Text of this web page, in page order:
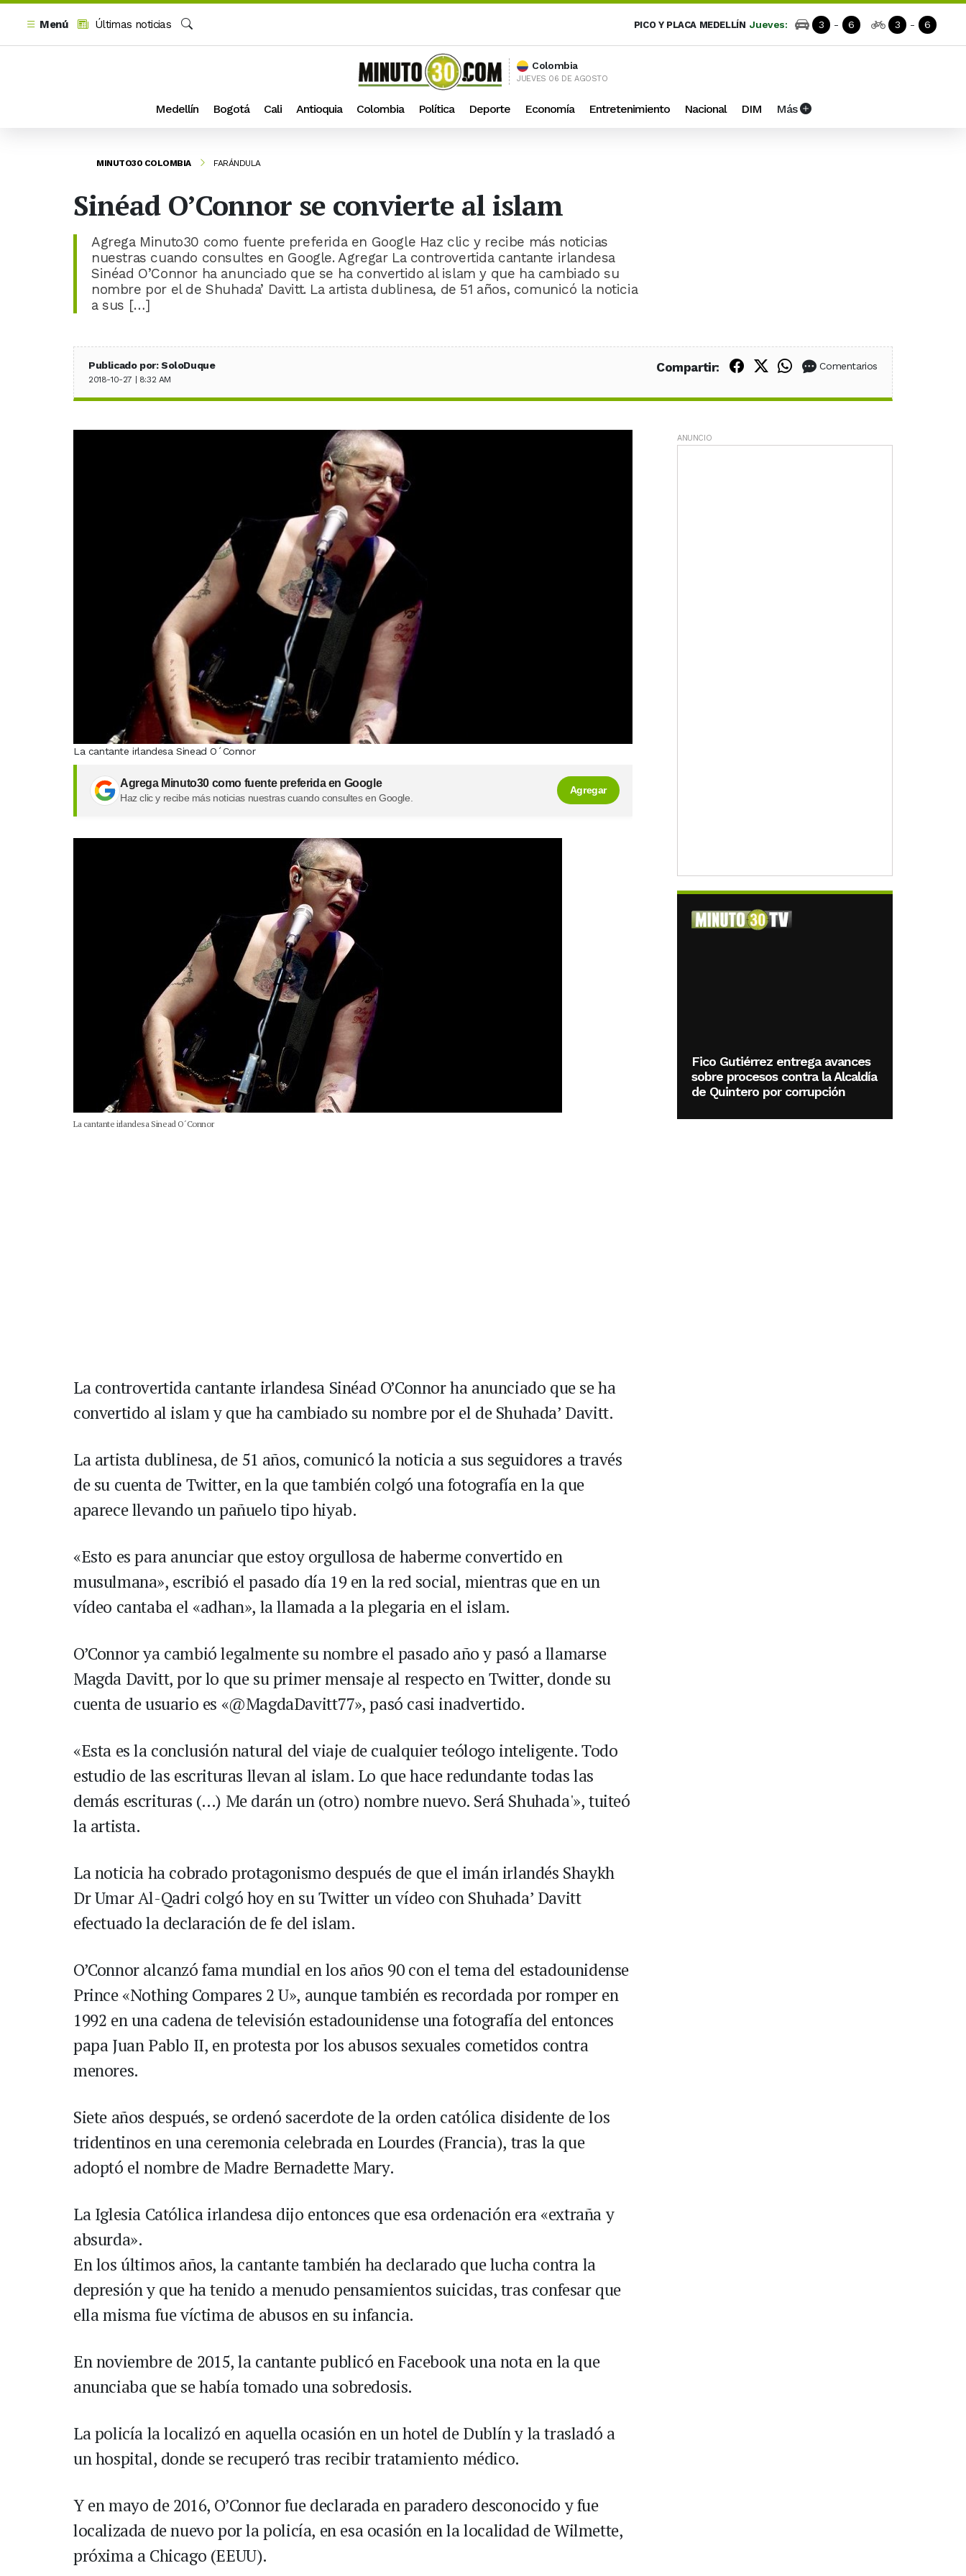
Menú
Últimas noticias
PICO Y PLACA MEDELLÍN Jueves: 3 - 6 3 - 6
Colombia
JUEVES 06 DE AGOSTO
Medellín Bogotá Cali Antioquia Colombia Política Deporte Economía Entretenimiento Nacional DIM Más
MINUTO30 COLOMBIA FARÁNDULA
Sinéad O’Connor se convierte al islam
Agrega Minuto30 como fuente preferida en Google Haz clic y recibe más noticias
nuestras cuando consultes en Google. Agregar La controvertida cantante irlandesa
Sinéad O’Connor ha anunciado que se ha convertido al islam y que ha cambiado su
nombre por el de Shuhada’ Davitt. La artista dublinesa, de 51 años, comunicó la noticia
a sus […]
Publicado por: SoloDuque
2018-10-27 | 8:32 AM
Compartir: Compartir en Facebook
Compartir en X (Twitter)
Compartir en WhatsApp
Comentarios
La cantante irlandesa Sinead O´Connor
Agrega Minuto30 como fuente preferida en Google
Haz clic y recibe más noticias nuestras cuando consultes en Google.
Agregar
La cantante irlandesa Sinead O´Connor
La controvertida cantante irlandesa Sinéad O’Connor ha anunciado que se ha
convertido al islam y que ha cambiado su nombre por el de Shuhada’ Davitt.
La artista dublinesa, de 51 años, comunicó la noticia a sus seguidores a través
de su cuenta de Twitter, en la que también colgó una fotografía en la que
aparece llevando un pañuelo tipo hiyab.
«Esto es para anunciar que estoy orgullosa de haberme convertido en
musulmana», escribió el pasado día 19 en la red social, mientras que en un
vídeo cantaba el «adhan», la llamada a la plegaria en el islam.
O’Connor ya cambió legalmente su nombre el pasado año y pasó a llamarse
Magda Davitt, por lo que su primer mensaje al respecto en Twitter, donde su
cuenta de usuario es «@MagdaDavitt77», pasó casi inadvertido.
«Esta es la conclusión natural del viaje de cualquier teólogo inteligente. Todo
estudio de las escrituras llevan al islam. Lo que hace redundante todas las
demás escrituras (…) Me darán un (otro) nombre nuevo. Será Shuhada'», tuiteó
la artista.
La noticia ha cobrado protagonismo después de que el imán irlandés Shaykh
Dr Umar Al-Qadri colgó hoy en su Twitter un vídeo con Shuhada’ Davitt
efectuado la declaración de fe del islam.
O’Connor alcanzó fama mundial en los años 90 con el tema del estadounidense
Prince «Nothing Compares 2 U», aunque también es recordada por romper en
1992 en una cadena de televisión estadounidense una fotografía del entonces
papa Juan Pablo II, en protesta por los abusos sexuales cometidos contra
menores.
Siete años después, se ordenó sacerdote de la orden católica disidente de los
tridentinos en una ceremonia celebrada en Lourdes (Francia), tras la que
adoptó el nombre de Madre Bernadette Mary.
La Iglesia Católica irlandesa dijo entonces que esa ordenación era «extraña y
absurda».
En los últimos años, la cantante también ha declarado que lucha contra la
depresión y que ha tenido a menudo pensamientos suicidas, tras confesar que
ella misma fue víctima de abusos en su infancia.
En noviembre de 2015, la cantante publicó en Facebook una nota en la que
anunciaba que se había tomado una sobredosis.
La policía la localizó en aquella ocasión en un hotel de Dublín y la trasladó a
un hospital, donde se recuperó tras recibir tratamiento médico.
Y en mayo de 2016, O’Connor fue declarada en paradero desconocido y fue
localizada de nuevo por la policía, en esa ocasión en la localidad de Wilmette,
próxima a Chicago (EEUU).
ANUNCIO
Fico Gutiérrez entrega avances
sobre procesos contra la Alcaldía
de Quintero por corrupción